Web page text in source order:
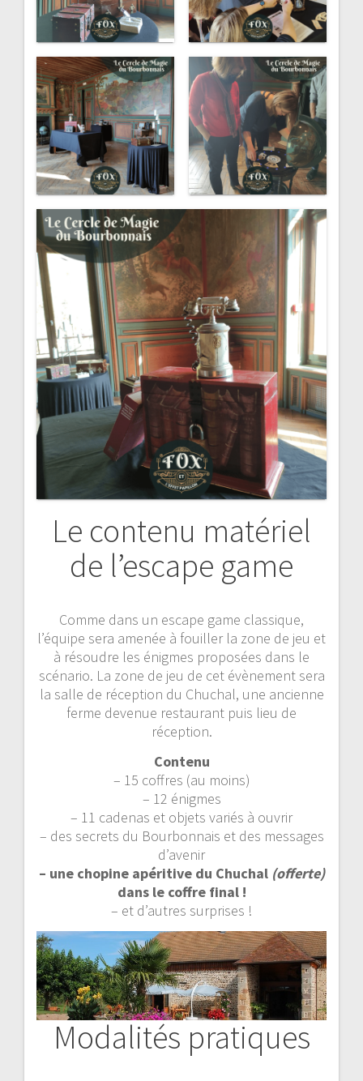
Le contenu matériel
de l’escape game
Comme dans un escape game classique,
l’équipe sera amenée à fouiller la zone de jeu et
à résoudre les énigmes proposées dans le
scénario. La zone de jeu de cet évènement sera
la salle de réception du Chuchal, une ancienne
ferme devenue restaurant puis lieu de
réception.
Contenu
– 15 coffres (au moins)
– 12 énigmes
– 11 cadenas et objets variés à ouvrir
– des secrets du Bourbonnais et des messages
d’avenir
– une chopine apéritive du Chuchal (offerte)
dans le coffre final !
– et d’autres surprises !
Modalités pratiques